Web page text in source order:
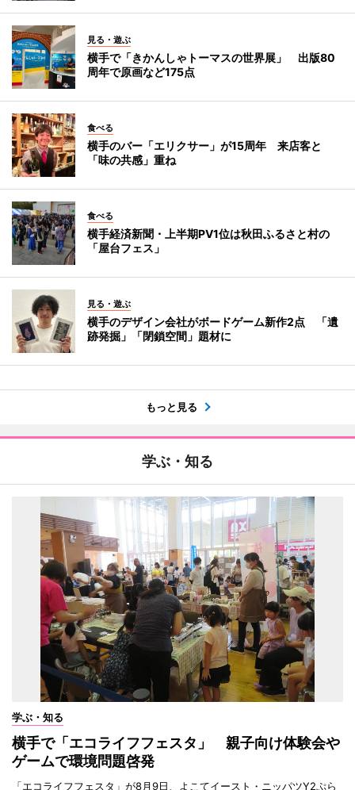
見る・遊ぶ
横手で「きかんしゃトーマスの世界展」 出版80
周年で原画など175点
食べる
横手のバー「エリクサー」が15周年 来店客と
「味の共感」重ね
食べる
横手経済新聞・上半期PV1位は秋田ふるさと村の
「屋台フェス」
見る・遊ぶ
横手のデザイン会社がボードゲーム新作2点 「遺
跡発掘」「閉鎖空間」題材に
もっと見る
学ぶ・知る
学ぶ・知る
横手で「エコライフフェスタ」 親子向け体験会や
ゲームで環境問題啓発
「エコライフフェスタ」が8月9日、よこてイースト・ニッパツY2ぷら